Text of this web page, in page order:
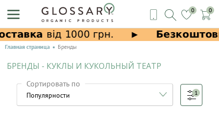
0 0
Главная страница Бренды
БРЕНДЫ - КУКЛЫ И КУКОЛЬНЫЙ ТЕАТР
Сортировать по
1